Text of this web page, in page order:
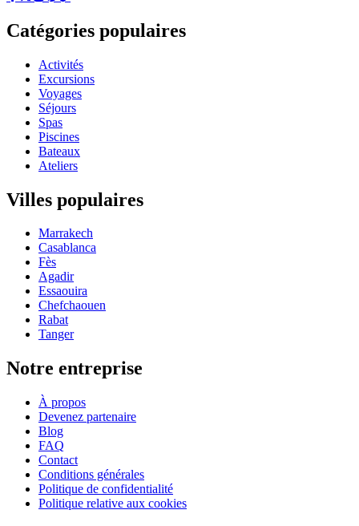
Catégories populaires
Activités
Excursions
Voyages
Séjours
Spas
Piscines
Bateaux
Ateliers
Villes populaires
Marrakech
Casablanca
Fès
Agadir
Essaouira
Chefchaouen
Rabat
Tanger
Notre entreprise
À propos
Devenez partenaire
Blog
FAQ
Contact
Conditions générales
Politique de confidentialité
Politique relative aux cookies